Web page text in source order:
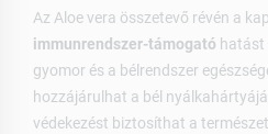
Az Aloe vera összetevő révén a
immunrendszer-támogató hatást
gyomor és a bélrendszer
hozzájárulhat a bél
védekezést biztosíthat a